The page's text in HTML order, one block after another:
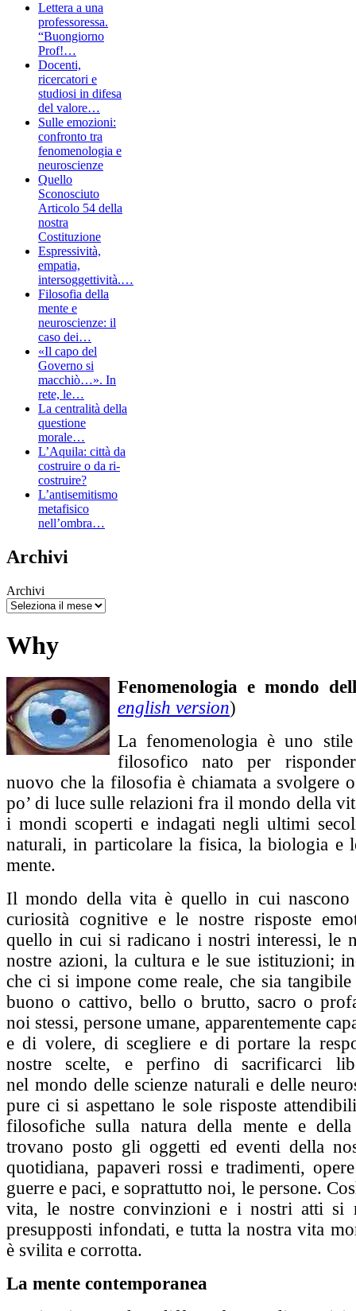
Lettera a una
professoressa.
“Buongiorno
Prof!…
Docenti,
ricercatori e
studiosi in difesa
del valore…
Sulle emozioni:
confronto tra
fenomenologia e
neuroscienze
Quello
Sconosciuto
Articolo 54 della
nostra
Costituzione
Espressività,
empatia,
intersoggettività.…
Filosofia della
mente e
neuroscienze: il
caso dei…
«Il capo del
Governo si
macchiò…». In
rete, le…
La centralità della
questione
morale…
L’Aquila: città da
costruire o da ri-
costruire?
L’antisemitismo
metafisico
nell’ombra…
Archivi
Archivi
Why
Fenomenologia e mondo
english version)
La fenomenologia è uno
filosofico nato per
nuovo che la filosofia è chiamata a svolgere
po’ di luce sulle relazioni fra il mondo della
i mondi scoperti e indagati negli ultimi
naturali, in particolare la fisica, la biologia e
mente.
Il mondo della vita è quello in cui nascono
curiosità cognitive e le nostre risposte
quello in cui si radicano i nostri interessi, le
nostre azioni, la cultura e le sue istituzioni;
che ci si impone come reale, che sia
buono o cattivo, bello o brutto, sacro o
noi stessi, persone umane, apparentemente
e di volere, di scegliere e di portare la
nostre scelte, e perfino di sacrificarci
nel mondo delle scienze naturali e delle
pure ci si aspettano le sole risposte
filosofiche sulla natura della mente e
trovano posto gli oggetti ed eventi della
quotidiana, papaveri rossi e tradimenti,
guerre e paci, e soprattutto noi, le persone.
vita, le nostre convinzioni e i nostri atti si
presupposti infondati, e tutta la nostra vita
è svilita e corrotta.
La mente contemporanea